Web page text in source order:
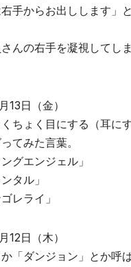
右手からお出しします」
んの右手を凝視してし
13日（金）
ちょく目にする（耳に
てみた言葉。
グエンジェル」
タル」
レライ」
12日（木）
か「ダンジョン」とか呼